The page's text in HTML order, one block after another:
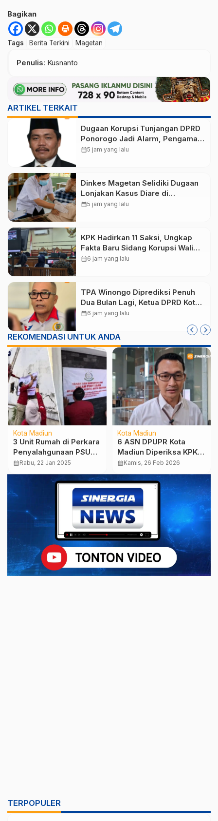
Bagikan
Tags Berita Terkini Magetan
Penulis: Kusnanto
ARTIKEL TERKAIT
Dugaan Korupsi Tunjangan DPRD
Ponorogo Jadi Alarm, Pengamat
Minta Magetan Perkuat Tata
calendar_month5 jam yang lalu
Dinkes Magetan Selidiki Dugaan
Lonjakan Kasus Diare di
Lembeyan, Lakukan Penyelidikan
calendar_month5 jam yang lalu
KPK Hadirkan 11 Saksi, Ungkap
Fakta Baru Sidang Korupsi Wali
Kota Madiun Nonaktif Maidi
calendar_month6 jam yang lalu
TPA Winongo Diprediksi Penuh
Dua Bulan Lagi, Ketua DPRD Kota
Madiun Desak Pemkot Percepat
calendar_month6 jam yang lalu
REKOMENDASI UNTUK ANDA
Kota Madiun
3 Unit Rumah di Perkara
Penyalahgunaan PSU
Segel Kejaksaan
calendar_monthRabu, 22 Jan 2025
Kota Madiun
6 ASN DPUPR Kota
Madiun Diperiksa KPK,
Dalami Dugaan Fee
Proyek Ke Wali Kota
Nonaktif Maidi
calendar_monthKamis, 26 Feb 2026
TERPOPULER